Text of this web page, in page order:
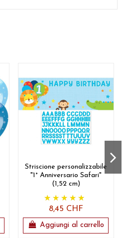
Striscione personalizzabile
"1° Anniversario Safari"
(1,52 cm)
8,45 CHF
Aggiungi al carrello